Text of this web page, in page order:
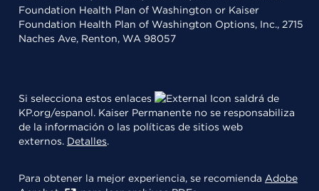
Foundation Health Plan of Washington or Kaiser
Foundation Health Plan of Washington Options, Inc., 2715
Naches Ave, Renton, WA 98057
Si selecciona estos enlaces
saldrá de
KP.org/espanol. Kaiser Permanente no se responsabiliza
de la información o las políticas de sitios web
externos. Detalles.
Para obtener la mejor experiencia, se recomienda Adobe